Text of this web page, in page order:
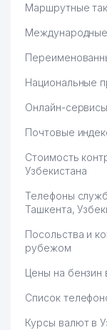
Маршрутные
Национальные
Онлайн-сервисы
Почтовые
Стоимость
Узбекистана
Телефоны
Ташкента,
Посольства и
рубежом
Цены на бензин
Список
Курсы валют в